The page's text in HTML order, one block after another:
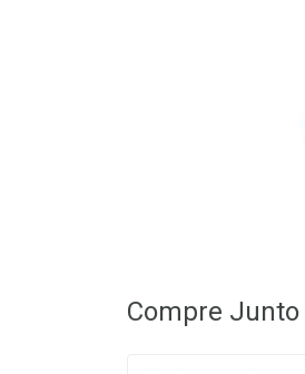
Compre Junto